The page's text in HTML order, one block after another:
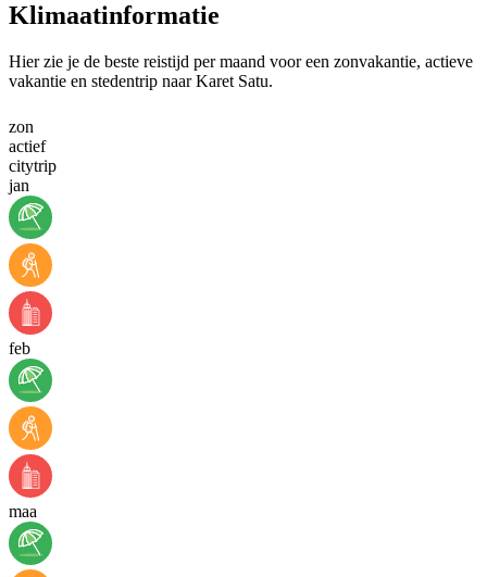
Klimaatinformatie
Hier zie je de beste reistijd per maand voor een zonvakantie, actieve
vakantie en stedentrip naar Karet Satu.
zon
actief
citytrip
jan
feb
maa